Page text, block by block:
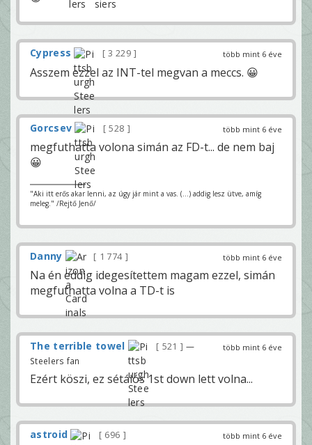
több mint 6 éve
Cypress 3 229
Asszem ezzel az INT-tel megvan a meccs. 😀
több mint 6 éve
Gorcsev 528
megfuthatta volona simán az FD-t... de nem baj
😀
"Aki itt erős akar lenni, az úgy jár mint a vas. (...) addig lesz ütve, amíg
meleg." /Rejtő Jenő/
több mint 6 éve
Danny 1 774
Na én eddig idegesítettem magam ezzel, simán
megfuthatta volna a TD-t is
több mint 6 éve
The terrible towel 521
—
Steelers fan
Ezért köszi, ez sétálós 1st down lett volna...
több mint 6 éve
astroid 696